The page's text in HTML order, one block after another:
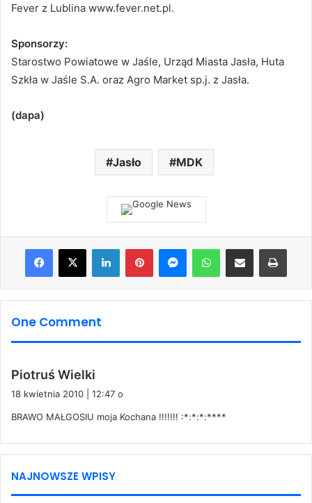
Fever z Lublina www.fever.net.pl.
Sponsorzy:
Starostwo Powiatowe w Jaśle, Urząd Miasta Jasła, Huta
Szkła w Jaśle S.A. oraz Agro Market sp.j. z Jasła.
(dapa)
Jasło MDK
Facebook
X LinkedInPinterestMessengerWhatsAppShare via Email Print
One Comment
Piotruś Wielki
z
18 kwietnia 2010 | 12:47 o
BRAWO MAŁGOSIU moja Kochana !!!!!!! :*:*:*:****
NAJNOWSZE WPISY